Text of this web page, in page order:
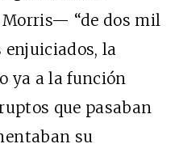
“de dos mil
la
ya a la función
que pasaban
su